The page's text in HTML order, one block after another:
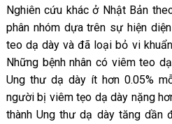
Nghiên cứu khác ở Nhật Bản
phân nhóm dựa trên sự hiện
teo dạ dày và đã loại bỏ vi
Những bệnh nhân có viêm teo
Ung thư dạ dày ít hơn 0.05%
người bị viêm tẹo dạ dày nặng
thành Ung thư dạ dày tăng dần